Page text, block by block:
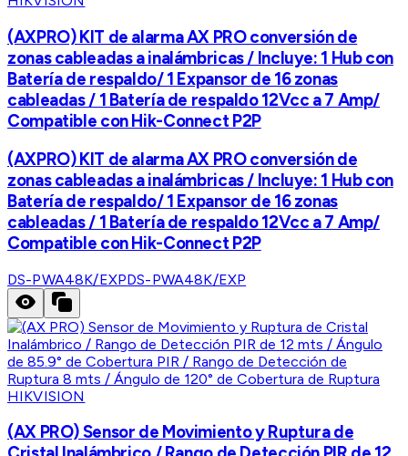
(AXPRO) KIT de alarma AX PRO conversión de
zonas cableadas a inalámbricas / Incluye: 1 Hub con
Batería de respaldo/ 1 Expansor de 16 zonas
cableadas / 1 Batería de respaldo 12Vcc a 7 Amp/
Compatible con Hik-Connect P2P
(AXPRO) KIT de alarma AX PRO conversión de
zonas cableadas a inalámbricas / Incluye: 1 Hub con
Batería de respaldo/ 1 Expansor de 16 zonas
cableadas / 1 Batería de respaldo 12Vcc a 7 Amp/
Compatible con Hik-Connect P2P
DS-PWA48K/EXPDS-PWA48K/EXP
HIKVISION
(AX PRO) Sensor de Movimiento y Ruptura de